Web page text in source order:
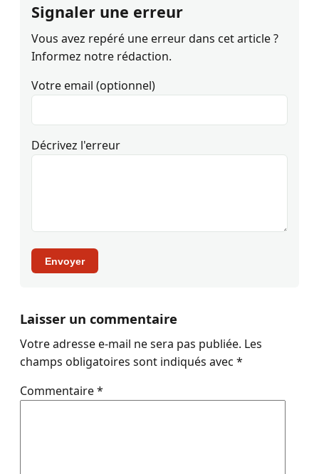
Signaler une erreur
Vous avez repéré une erreur dans cet article ?
Informez notre rédaction.
Votre email (optionnel)
Décrivez l'erreur
Envoyer
Laisser un commentaire
Votre adresse e-mail ne sera pas publiée. Les
champs obligatoires sont indiqués avec *
Commentaire*